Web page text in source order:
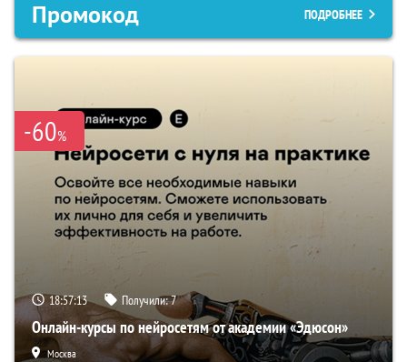
Промокод ПОДРОБНЕЕ
-60%
18:57:12 Получили:7
Онлайн-курсы по нейросетям от академии «Эдюсон»
Москва